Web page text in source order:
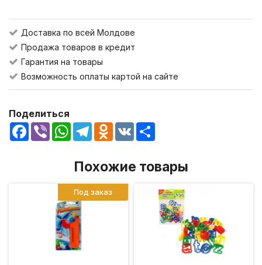
Доставка по всей Молдове
Продажа товаров в кредит
Гарантия на товары
Возможность оплаты картой на сайте
Поделиться
Facebook
Viber WhatsApp
TelegramOdnoklassniki
VK
Похожие товары
Под заказ